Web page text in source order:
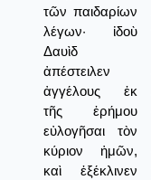
τῶν παιδαρίων
λέγων· ἰδοὺ
Δαυὶδ
ἀπέστειλεν
ἀγγέλους ἐκ
τῆς ἐρήμου
εὐλογῆσαι τὸν
κύριον ἡμῶν,
καὶ ἐξέκλινεν